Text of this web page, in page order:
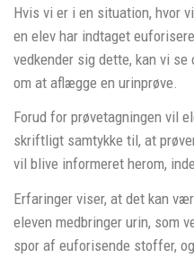
Hvis vi er i en situation, hvor
en elev har indtaget
vedkender sig dette, kan vi
om at aflægge en urinprøve.
Forud for prøvetagningen vil
skriftligt samtykke til, at
vil blive informeret herom,
Erfaringer viser, at det kan
eleven medbringer urin, som
spor af euforisende stoffer,